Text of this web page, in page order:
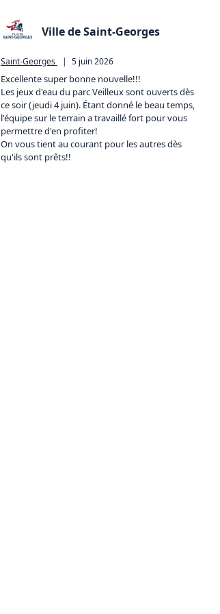
Ville de Saint-Georges
Saint-Georges | 5 juin 2026
Excellente super bonne nouvelle!!!
Les jeux d'eau du parc Veilleux sont ouverts dès
ce soir (jeudi 4 juin). Étant donné le beau temps,
l'équipe sur le terrain a travaillé fort pour vous
permettre d'en profiter!
On vous tient au courant pour les autres dès
qu'ils sont prêts!!